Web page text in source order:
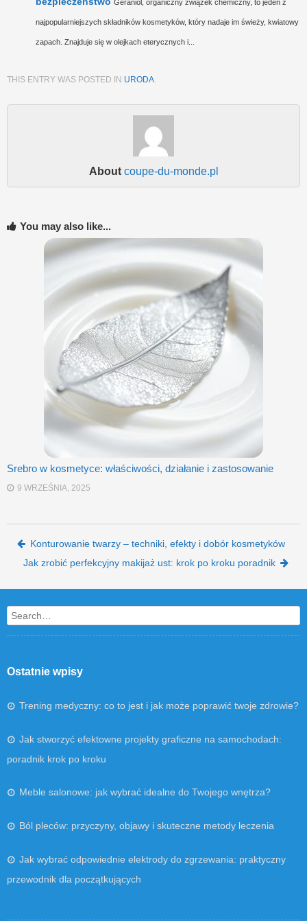
Geraniol, organiczny związek chemiczny, to jeden z
najpopularniejszych składników kosmetyków, który nadaje im świeży, kwiatowy
zapach. Znajduje się w olejkach eterycznych i...
THIS ENTRY WAS POSTED IN URODA
About coupe-du-monde.pl
You may also like...
Srebro w kosmetyce: właściwości, działanie i zastosowanie
9 WRZEŚNIA, 2025
Post navigation
Konturowanie twarzy – techniki, efekty i dobór kosmetyków
Jak zrobić perfekcyjny makijaż ust: krok po kroku poradnik
Search
Ostatnie wpisy
Trening medyczny: co to jest i jak może poprawić twoje zdrowie?
Jak stworzyć efektowne projekty graficzne na samochodach:
poradnik krok po kroku
Meble salonowe: jak wybrać idealne do Twojego wnętrza?
Ból pleców: przyczyny, objawy i skuteczne metody leczenia
Jak wybrać odpowiednie elektrody do zgrzewania: praktyczny
przewodnik dla początkujących